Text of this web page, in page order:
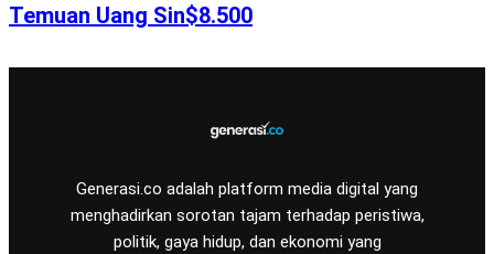
Temuan Uang Sin$8.500
Generasi.co adalah platform media digital yang
menghadirkan sorotan tajam terhadap peristiwa,
politik, gaya hidup, dan ekonomi yang